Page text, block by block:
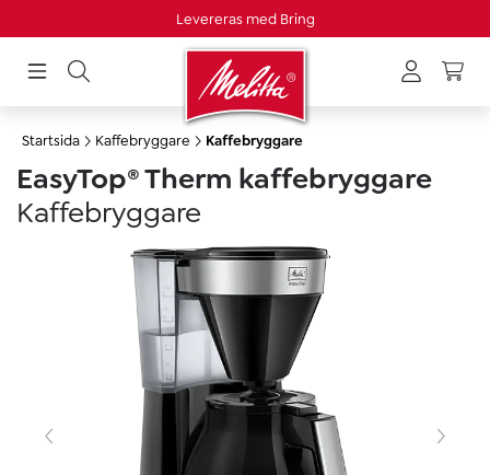
Levereras med Bring
Startsida Kaffebryggare Kaffebryggare
EasyTop® Therm kaffebryggare
Kaffebryggare
Hoppa över bildgalleri